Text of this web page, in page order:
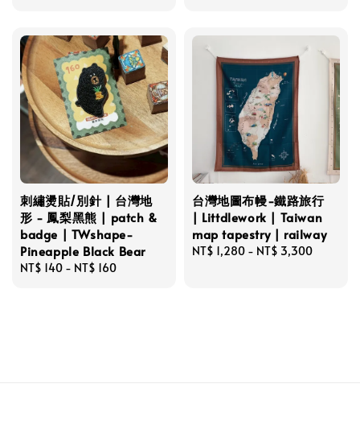
刺繡燙貼/別針 | 台灣地
形 - 鳳梨黑熊 | patch &
badge | TWshape-
Pineapple Black Bear
Regular
NT$ 140 - NT$ 160
台灣地圖布幔-鐵路旅行
| Littdlework | Taiwan
map tapestry | railway
Regular
NT$ 1,280 - NT$ 3,300